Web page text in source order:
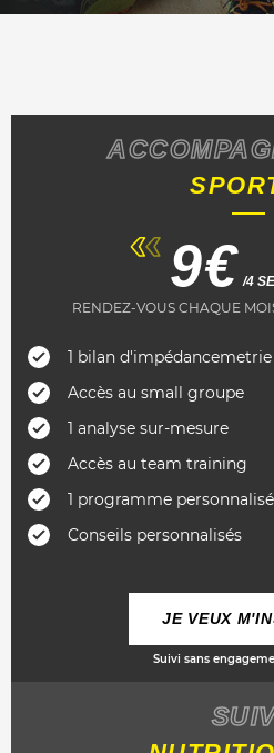
9€ /4
RENDEZ-VOUS CHAQUE
1 bilan d'impédancemetrie
Accès au small groupe
1 analyse sur-mesure
Accès au team training
1 programme personnalisé
Conseils personnalisés
JE VEUX
Suivi sans